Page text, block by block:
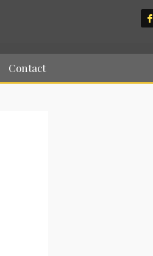
Contact